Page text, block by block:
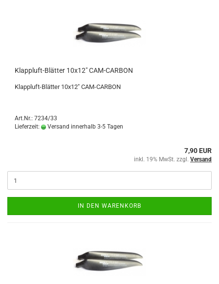
Klappluft-Blätter 10x12" CAM-CARBON
Klappluft-Blätter 10x12" CAM-CARBON
Art.Nr.: 7234/33
Lieferzeit:
Versand innerhalb 3-5 Tagen
7,90 EUR
inkl. 19% MwSt. zzgl. Versand
IN DEN WARENKORB